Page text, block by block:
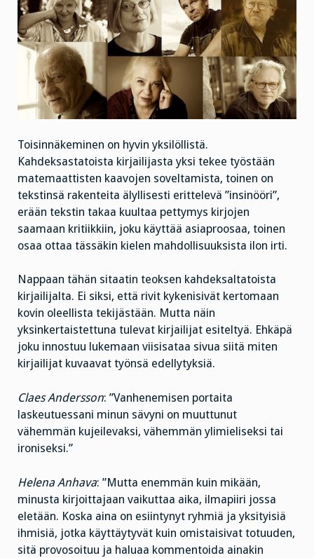
Toisinnäkeminen on hyvin yksilöllistä.
Kahdeksastatoista kirjailijasta yksi tekee työstään
matemaattisten kaavojen soveltamista, toinen on
tekstinsä rakenteita älyllisesti erittelevä ”insinööri”,
erään tekstin takaa kuultaa pettymys kirjojen
saamaan kritiikkiin, joku käyttää asiaproosaa, toinen
osaa ottaa tässäkin kielen mahdollisuuksista ilon irti.
Nappaan tähän sitaatin teoksen kahdeksaltatoista
kirjailijalta. Ei siksi, että rivit kykenisivät kertomaan
kovin oleellista tekijästään. Mutta näin
yksinkertaistettuna tulevat kirjailijat esiteltyä. Ehkäpä
joku innostuu lukemaan viisisataa sivua siitä miten
kirjailijat kuvaavat työnsä edellytyksiä.
Claes Andersson: ”Vanhenemisen portaita
laskeutuessani minun sävyni on muuttunut
vähemmän kujeilevaksi, vähemmän ylimieliseksi tai
ironiseksi.”
Helena Anhava: ”Mutta enemmän kuin mikään,
minusta kirjoittajaan vaikuttaa aika, ilmapiiri jossa
eletään. Koska aina on esiintynyt ryhmiä ja yksityisiä
ihmisiä, jotka käyttäytyvät kuin omistaisivat totuuden,
sitä provosoituu ja haluaa kommentoida ainakin